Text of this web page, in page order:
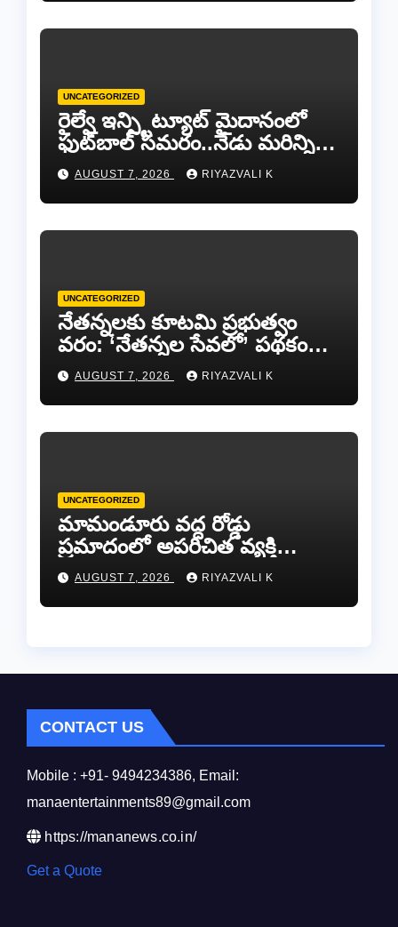
UNCATEGORIZED
రైల్వే ఇన్స్టిట్యూట్ మైదానంలో
ఫుట్‌బాల్ సమరం..నేడు మరిన్ని
జట్లు సిద్ధం!.
AUGUST 7, 2026 RIYAZVALI K
UNCATEGORIZED
​నేతన్నలకు కూటమి ప్రభుత్వం
వరం: ‘నేతన్నల సేవలో’ పథకం
ద్వారా ఏటా ₹25,000 ఆర్థిక
సాయం!
AUGUST 7, 2026 RIYAZVALI K
UNCATEGORIZED
​మామండూరు వద్ద రోడ్డు
ప్రమాదంలో అపరిచిత వ్యక్తి
మృతి…సమాచారం తెలిస్తే
రేణిగుంట పోలీసులను
సంప్రదించండి.
AUGUST 7, 2026 RIYAZVALI K
CONTACT US
Mobile : +91- 9494234386, Email:
manaentertainments89@gmail.com
https://mananews.co.in/
Get a Quote